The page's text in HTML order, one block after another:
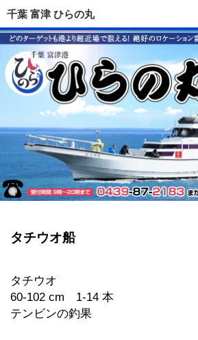
千葉 富津 ひらの丸
タチウオ船
タチウオ
60-102 cm 1-14 本
テンビンの釣果